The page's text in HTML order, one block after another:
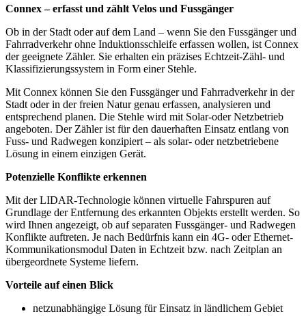
Connex – erfasst und zählt Velos und Fussgänger
Ob in der Stadt oder auf dem Land – wenn Sie den Fussgänger und
Fahrradverkehr ohne Induktionsschleife erfassen wollen, ist Connex
der geeignete Zähler. Sie erhalten ein präzises Echtzeit-Zähl- und
Klassifizierungssystem in Form einer Stehle.
Mit Connex können Sie den Fussgänger und Fahrradverkehr in der
Stadt oder in der freien Natur genau erfassen, analysieren und
entsprechend planen. Die Stehle wird mit Solar-oder Netzbetrieb
angeboten. Der Zähler ist für den dauerhaften Einsatz entlang von
Fuss- und Radwegen konzipiert – als solar- oder netzbetriebene
Lösung in einem einzigen Gerät.
Potenzielle Konflikte erkennen
Mit der LIDAR-Technologie können virtuelle Fahrspuren auf
Grundlage der Entfernung des erkannten Objekts erstellt werden. So
wird Ihnen angezeigt, ob auf separaten Fussgänger- und Radwegen
Konflikte auftreten. Je nach Bedürfnis kann ein 4G- oder Ethernet-
Kommunikationsmodul Daten in Echtzeit bzw. nach Zeitplan an
übergeordnete Systeme liefern.
Vorteile auf einen Blick
netzunabhängige Lösung für Einsatz in ländlichem Gebiet